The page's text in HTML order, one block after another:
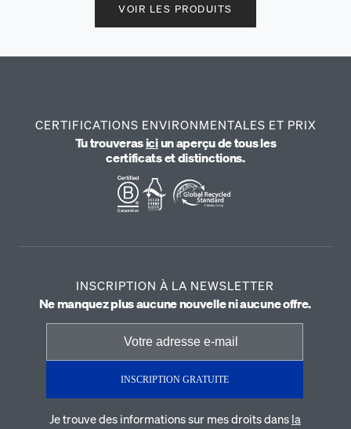
VOIR LES PRODUITS
CERTIFICATIONS ENVIRONMENTALES ET PRIX
Tu trouverasiciun aperçu de tous les
certificats et distinctions.
INSCRIPTION À LA NEWSLETTER
Ne manquez plus aucune nouvelle ni aucune offre.
INSCRIPTION GRATUITE
Je trouve des informations sur mes droits dans la